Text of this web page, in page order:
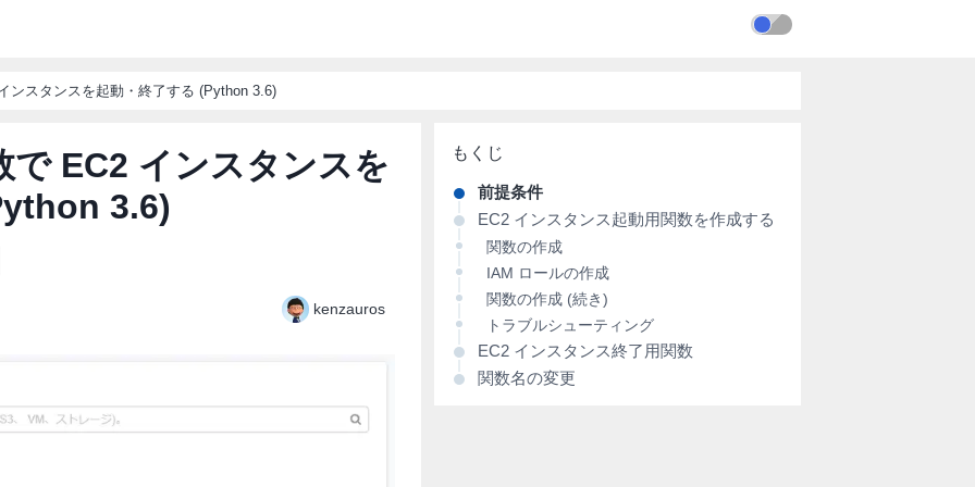
ンスタンスを起動・終了する (Python 3.6)
EC2 インスタンスを
3.6)
kenzauros
前提条件
EC2 インスタンス起動用関数を作成する
関数の作成
IAM ロールの作成
関数の作成 (続き)
トラブルシューティング
EC2 インスタンス終了用関数
関数名の変更